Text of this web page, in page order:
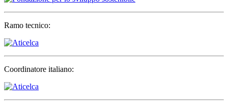
Ramo tecnico:
Coordinatore italiano: